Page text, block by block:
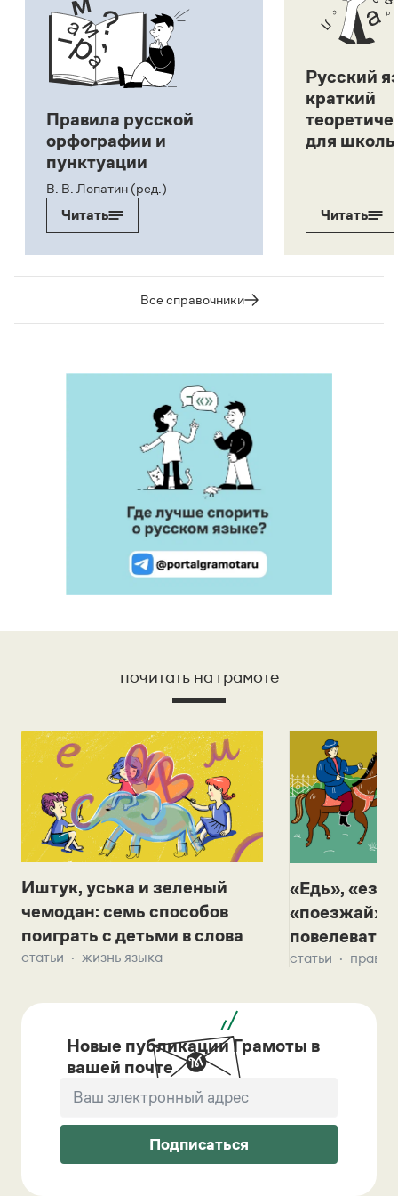
Правила русской
орфографии и
пунктуации
В. В. Лопатин (ред.)
Читать
Русский
краткий
для
Читать
Все справочники
почитать на грамоте
Иштук, уська и зеленый
чемодан: семь способов
поиграть с детьми в слова
статьи жизнь языка
«Едь»,
«поезжай»?
повелевать
статьи
Новые публикации Грамоты в
вашей почте
Подписаться